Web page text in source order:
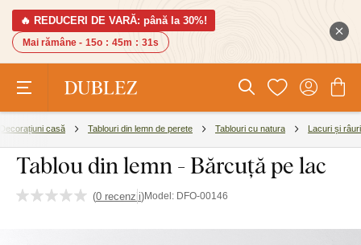
🔥 REDUCERI DE VARĂ: până la 30%!
Mai rămâne - 15o : 45m : 30s
Decorațiuni casă Tablouri din lemn de perete Tablouri cu natura Lacuri și râuri
Tablou din lemn - Bărcuță pe lac
(0 recenzii)Model: DFO-00146